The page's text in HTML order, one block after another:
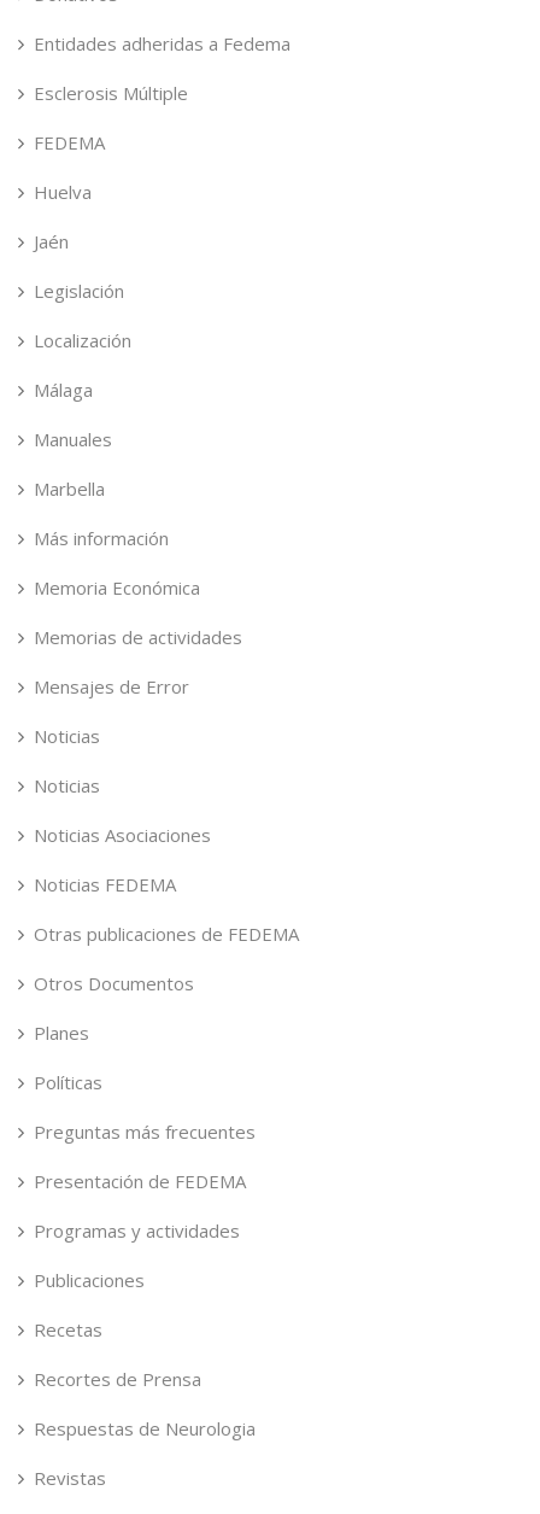
Entidades adheridas a Fedema
Esclerosis Múltiple
FEDEMA
Huelva
Jaén
Legislación
Localización
Málaga
Manuales
Marbella
Más información
Memoria Económica
Memorias de actividades
Mensajes de Error
Noticias
Noticias
Noticias Asociaciones
Noticias FEDEMA
Otras publicaciones de FEDEMA
Otros Documentos
Planes
Políticas
Preguntas más frecuentes
Presentación de FEDEMA
Programas y actividades
Publicaciones
Recetas
Recortes de Prensa
Respuestas de Neurologia
Revistas